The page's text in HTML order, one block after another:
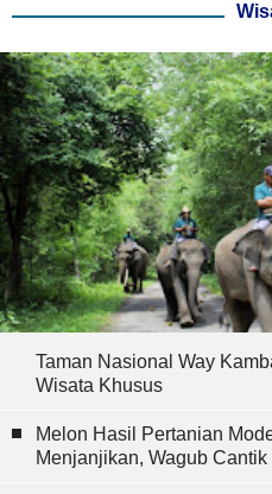
Taman Nasional Way
Wisata Khusus
Melon Hasil Pertanian
Menjanjikan, Wagub